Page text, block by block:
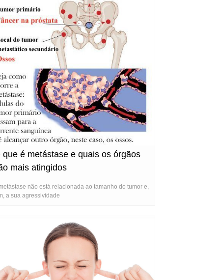
que é metástase e quais os órgãos
mais atingidos
não está relacionada ao tamanho do tumor e,
a sua agressividade